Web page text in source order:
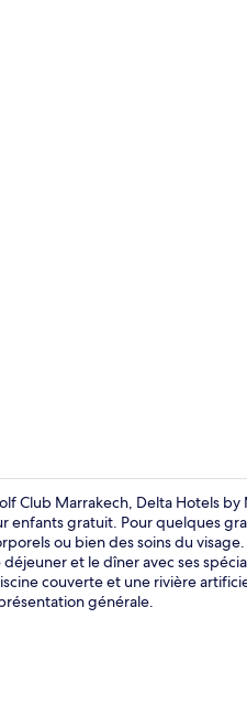
Club Marrakech, Delta Hotels
gratuit. Pour quelques
ou bien des soins du
et le dîner avec ses
couverte et une rivière
générale.